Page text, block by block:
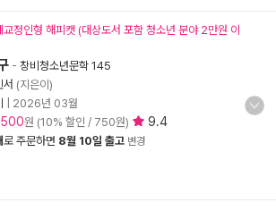
교정인형 해피캣 (대상도서 포함 청소년 분야 2만원 이
- 창비청소년문학 145
서 (지은이)
2026년 03월
원 (10% 할인 / 750원) 9.4
로 주문하면 8월 10일 출고 변경